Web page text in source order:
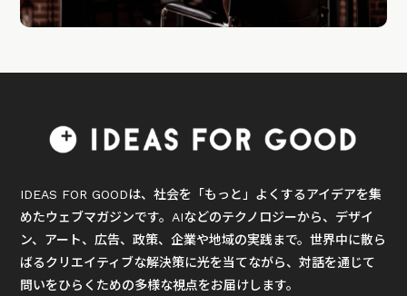
IDEAS FOR GOODは、社会を「もっと」よくするアイデアを集
めたウェブマガジンです。AIなどのテクノロジーから、デザイ
ン、アート、広告、政策、企業や地域の実践まで。世界中に散ら
ばるクリエイティブな解決策に光を当てながら、対話を通じて
問いをひらくための多様な視点をお届けします。